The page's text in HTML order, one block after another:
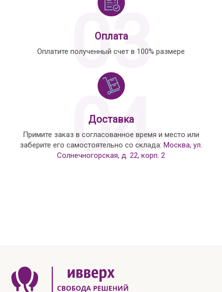
03
Оплата
Оплатите полученный счет в 100% размере
04
Доставка
Примите заказ в согласованное время и место или
заберите его самостоятельно со склада: Москва, ул.
Солнечногорская, д. 22, корп. 2